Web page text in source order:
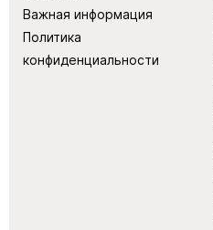
Важная информация
Политика
конфиденциальности